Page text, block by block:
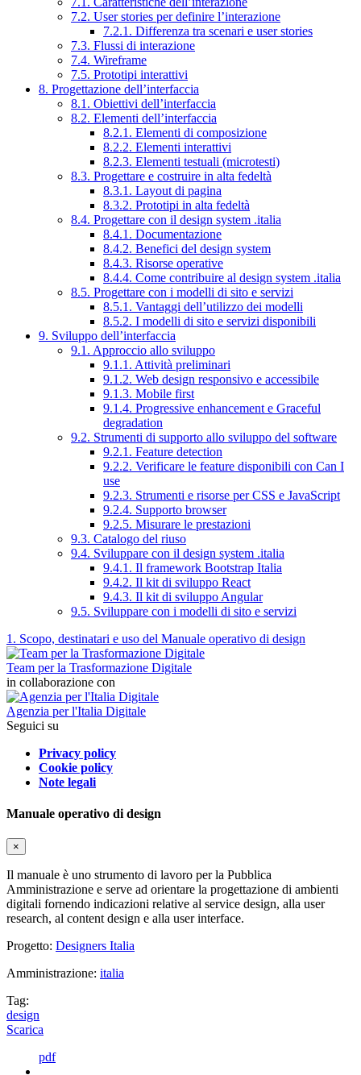
7.2. User stories per definire l’interazione
7.2.1. Differenza tra scenari e user stories
7.3. Flussi di interazione
7.4. Wireframe
7.5. Prototipi interattivi
8. Progettazione dell’interfaccia
8.1. Obiettivi dell’interfaccia
8.2. Elementi dell’interfaccia
8.2.1. Elementi di composizione
8.2.2. Elementi interattivi
8.2.3. Elementi testuali (microtesti)
8.3. Progettare e costruire in alta fedeltà
8.3.1. Layout di pagina
8.3.2. Prototipi in alta fedeltà
8.4. Progettare con il design system .italia
8.4.1. Documentazione
8.4.2. Benefici del design system
8.4.3. Risorse operative
8.4.4. Come contribuire al design system .italia
8.5. Progettare con i modelli di sito e servizi
8.5.1. Vantaggi dell’utilizzo dei modelli
8.5.2. I modelli di sito e servizi disponibili
9. Sviluppo dell’interfaccia
9.1. Approccio allo sviluppo
9.1.1. Attività preliminari
9.1.2. Web design responsivo e accessibile
9.1.3. Mobile first
9.1.4. Progressive enhancement e Graceful
degradation
9.2. Strumenti di supporto allo sviluppo del software
9.2.1. Feature detection
9.2.2. Verificare le feature disponibili con Can I
use
9.2.3. Strumenti e risorse per CSS e JavaScript
9.2.4. Supporto browser
9.2.5. Misurare le prestazioni
9.3. Catalogo del riuso
9.4. Sviluppare con il design system .italia
9.4.1. Il framework Bootstrap Italia
9.4.2. Il kit di sviluppo React
9.4.3. Il kit di sviluppo Angular
9.5. Sviluppare con i modelli di sito e servizi
1. Scopo, destinatari e uso del Manuale operativo di design
Team per la Trasformazione Digitale
in collaborazione con
Agenzia per l'Italia Digitale
Seguici su
Privacy policy
Cookie policy
Note legali
Manuale operativo di design
×
Il manuale è uno strumento di lavoro per la Pubblica
Amministrazione e serve ad orientare la progettazione di ambienti
digitali fornendo indicazioni relative al service design, alla user
research, al content design e alla user interface.
Progetto: Designers Italia
Amministrazione: italia
Tag:
design
Scarica
pdf